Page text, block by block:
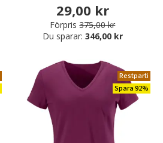
29,00 kr
Förpris 375,00 kr
Du sparar: 346,00 kr
Restparti
Spara 92%